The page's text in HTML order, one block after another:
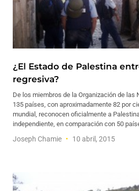
¿El Estado de Palestina
regresiva?
De los miembros de la Organización de las
135 países, con aproximadamente 82 por
mundial, reconocen oficialmente a
independiente, en comparación con 50
Joseph Chamie 10 abril, 2015